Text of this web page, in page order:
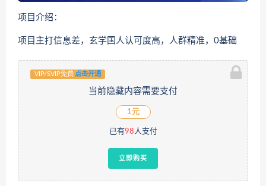
项目介绍：
项目主打信息差，玄学国人认可度高，人群精准，0基础
VIP/SVIP免费 点击开通
当前隐藏内容需要支付
1元
已有98人支付
立即购买